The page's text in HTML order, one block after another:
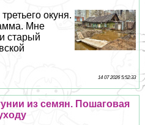
окуня.
Мне
старый
14 07 2026 5:52:33
из семян. Пошаговая